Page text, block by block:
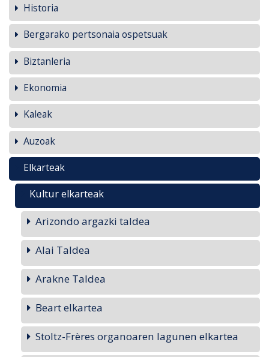
Historia
Bergarako pertsonaia ospetsuak
Biztanleria
Ekonomia
Kaleak
Auzoak
Elkarteak
Kultur elkarteak
Arizondo argazki taldea
Alai Taldea
Arakne Taldea
Beart elkartea
Stoltz-Frères organoaren lagunen elkartea